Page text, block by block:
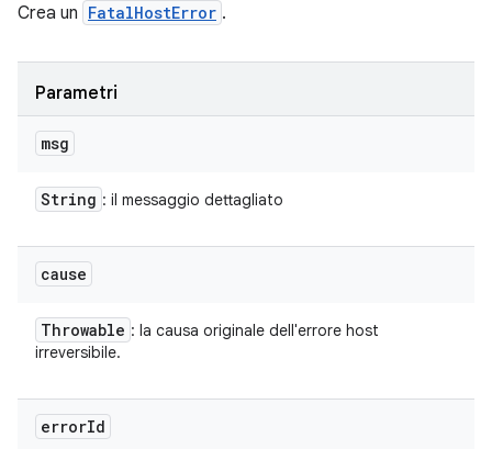
Crea un FatalHostError .
Parametri
msg
String : il messaggio dettagliato
cause
Throwable : la causa originale dell'errore host
irreversibile.
errorId